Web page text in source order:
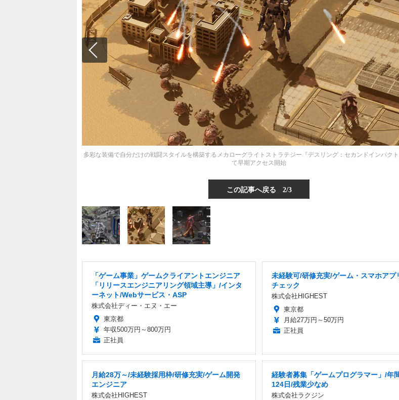
多彩な装備で自分だけの戦闘スタイルを構築するメカローグライトストラテジー『デスリング：セカンドインパク
て早期アクセス開始
この記事へ戻る 2/3
「ゲーム事業」ゲームクライアントエンジニア
「リリースエンジニアリング領域主導」/インタ
ーネット/Webサービス・ASP
株式会社ディー・エヌ・エー
東京都
年収500万円～800万円
正社員
未経験可/研修充実/ゲーム・スマホアプ
チェック
株式会社HIGHEST
東京都
月給27万円～50万円
正社員
月給28万～/未経験採用枠/研修充実/ゲーム開発
エンジニア
株式会社HIGHEST
経験者募集「ゲームプログラマー」/年
124日/残業少なめ
株式会社ラクジン